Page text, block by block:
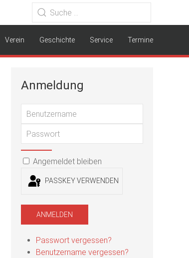
Verein Geschichte Service Termine
Anmeldung
Passwort
PASSWORT ANZEIGEN
Angemeldet bleiben
PASSKEY VERWENDEN
ANMELDEN
Passwort vergessen?
Benutzername vergessen?